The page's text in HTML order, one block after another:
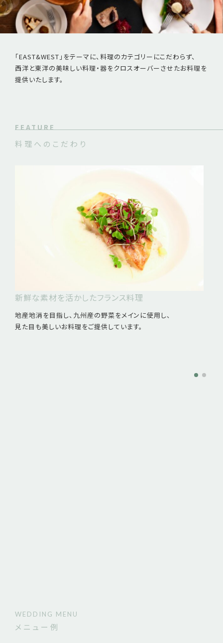
「EAST&WEST」をテーマに、料理のカテゴリーにこだわらず、
西洋と東洋の美味しい料理・器をクロスオーバーさせたお料理を
提供いたします。
FEATURE
料理へのこだわり
新鮮な素材を活かしたフランス料理
地産地消を目指し、九州産の野菜をメインに使用し、
見た目も美しいお料理をご提供しています。
WEDDING MENU
メニュー例